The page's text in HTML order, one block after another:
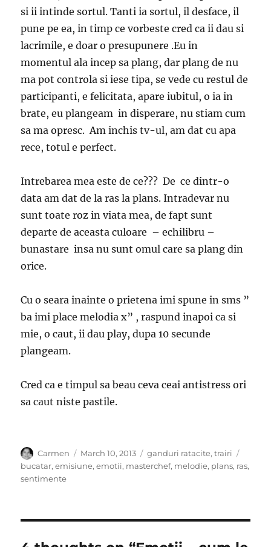
si ii intinde sortul. Tanti ia sortul, il desface, il
pune pe ea, in timp ce vorbeste cred ca ii dau si
lacrimile, e doar o presupunere .Eu in
momentul ala incep sa plang, dar plang de nu
ma pot controla si iese tipa, se vede cu restul de
participanti, e felicitata, apare iubitul, o ia in
brate, eu plangeam in disperare, nu stiam cum
sa ma opresc. Am inchis tv-ul, am dat cu apa
rece, totul e perfect.
Intrebarea mea este de ce??? De ce dintr-o
data am dat de la ras la plans. Intradevar nu
sunt toate roz in viata mea, de fapt sunt
departe de aceasta culoare – echilibru –
bunastare insa nu sunt omul care sa plang din
orice.
Cu o seara inainte o prietena imi spune in sms ”
ba imi place melodia x” , raspund inapoi ca si
mie, o caut, ii dau play, dupa 10 secunde
plangeam.
Cred ca e timpul sa beau ceva ceai antistress ori
sa caut niste pastile.
Author
Carmen
Posted
on
March 10, 2013 Categories
ganduri ratacite,trairi
bucatar,emisiune,emotii, masterchef, melodie, plans, ras,
sentimente